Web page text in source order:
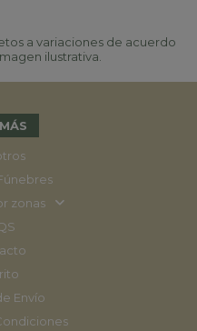
a variaciones de acuerdo
ilustrativa.
zonas
Envío